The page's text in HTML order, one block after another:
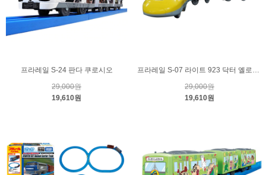
프라레일 S-24 판다 쿠로시오
29,000원
19,610원
프라레일 S-07 라이트 923 닥터 옐로우 T4
29,000원
19,610원